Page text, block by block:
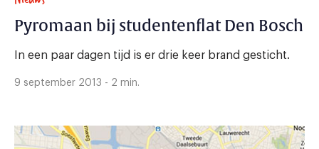
Pyromaan bij studentenflat Den Bosch
In een paar dagen tijd is er drie keer brand gesticht.
9 september 2013 - 2 min.